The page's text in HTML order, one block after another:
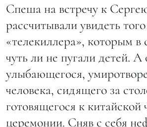
Спеша на встречу к
рассчитывали увидеть
«телекиллера», которым в
чуть ли не пугали детей.
улыбающегося,
человека, сидящего за
готовящегося к китайской
церемонии. Сняв с себя